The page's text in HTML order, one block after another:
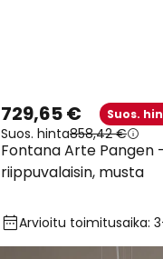
Fontana Arte
riippuvalaisin, musta
729,65 € Suos.
Suos. hinta858,42 €
Arvioitu toimitusaika: